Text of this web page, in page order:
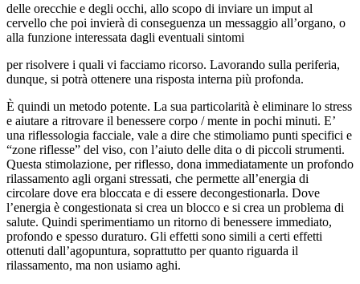
delle orecchie e degli occhi, allo scopo di inviare un imput al
cervello che poi invierà di conseguenza un messaggio all’organo, o
alla funzione interessata dagli eventuali sintomi
per risolvere i quali vi facciamo ricorso. Lavorando sulla periferia,
dunque, si potrà ottenere una risposta interna più profonda.
È quindi un metodo potente. La sua particolarità è eliminare lo stress
e aiutare a ritrovare il benessere corpo / mente in pochi minuti. E’
una riflessologia facciale, vale a dire che stimoliamo punti specifici e
“zone riflesse” del viso, con l’aiuto delle dita o di piccoli strumenti.
Questa stimolazione, per riflesso, dona immediatamente un profondo
rilassamento agli organi stressati, che permette all’energia di
circolare dove era bloccata e di essere decongestionarla. Dove
l’energia è congestionata si crea un blocco e si crea un problema di
salute. Quindi sperimentiamo un ritorno di benessere immediato,
profondo e spesso duraturo. Gli effetti sono simili a certi effetti
ottenuti dall’agopuntura, soprattutto per quanto riguarda il
rilassamento, ma non usiamo aghi.